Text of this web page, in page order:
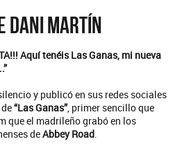
Dani Martín
Aquí tenéis Las Ganas, mi nueva
y publicó en sus redes sociales
“Las Ganas”, primer sencillo que
que el madrileño grabó en los
deAbbey Road